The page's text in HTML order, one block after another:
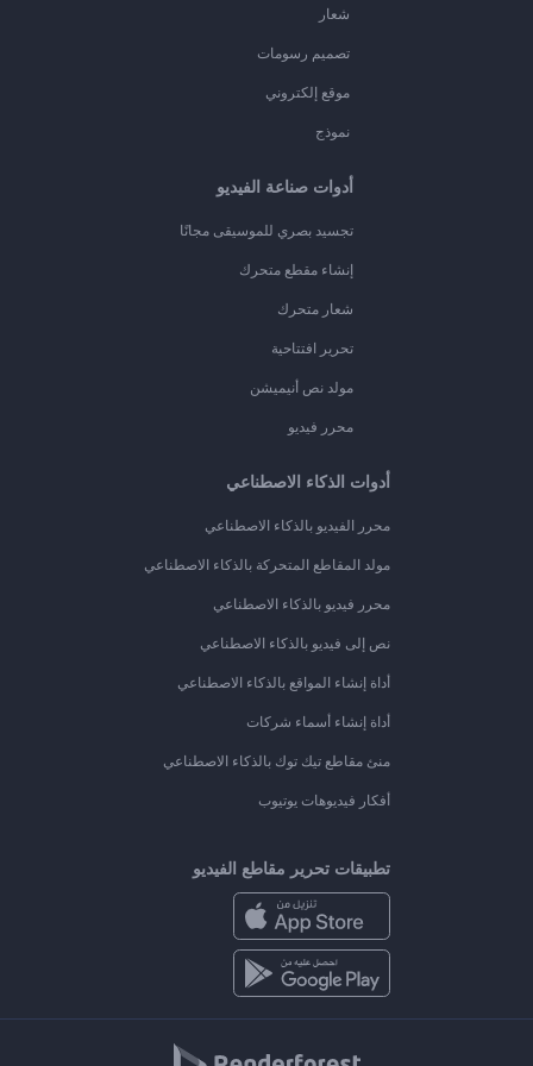
شعار
تصميم رسومات
موقع إلكتروني
نموذج
أدوات صناعة الفيديو
تجسيد بصري للموسيقى مجانًا
إنشاء مقطع متحرك
شعار متحرك
تحرير افتتاحية
مولد نص أنيميشن
محرر فيديو
أدوات الذكاء الاصطناعي
محرر الفيديو بالذكاء الاصطناعي
مولد المقاطع المتحركة بالذكاء الاصطناعي
محرر فيديو بالذكاء الاصطناعي
نص إلى فيديو بالذكاء الاصطناعي
أداة إنشاء المواقع بالذكاء الاصطناعي
أداة إنشاء أسماء شركات
منئ مقاطع تيك توك بالذكاء الاصطناعي
أفكار فيديوهات يوتيوب
تطبيقات تحرير مقاطع الفيديو